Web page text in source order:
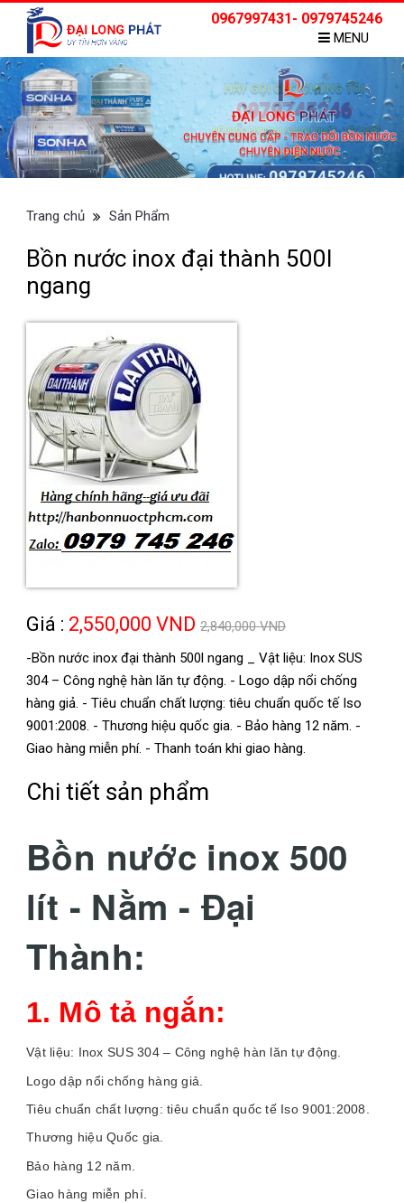
0967997431- 0979745246
MENU
Trang chủ Sản Phẩm
Bồn nước inox đại thành 500l
ngang
Giá : 2,550,000 VND 2,840,000 VND
-Bồn nước inox đại thành 500l ngang _ Vật liệu: Inox SUS
304 – Công nghệ hàn lăn tự động. - Logo dập nổi chống
hàng giả. - Tiêu chuẩn chất lượng: tiêu chuẩn quốc tế Iso
9001:2008. - Thương hiệu quốc gia. - Bảo hàng 12 năm. -
Giao hàng miễn phí. - Thanh toán khi giao hàng.
Chi tiết sản phẩm
Bồn nước inox 500
lít - Nằm - Đại
Thành:
1. Mô tả ngắn:
Vật liệu: Inox SUS 304 – Công nghệ hàn lăn tự động.
Logo dập nổi chống hàng giả.
Tiêu chuẩn chất lượng: tiêu chuẩn quốc tế Iso 9001:2008.
Thương hiệu Quốc gia.
Bảo hàng 12 năm.
Giao hàng miễn phí.